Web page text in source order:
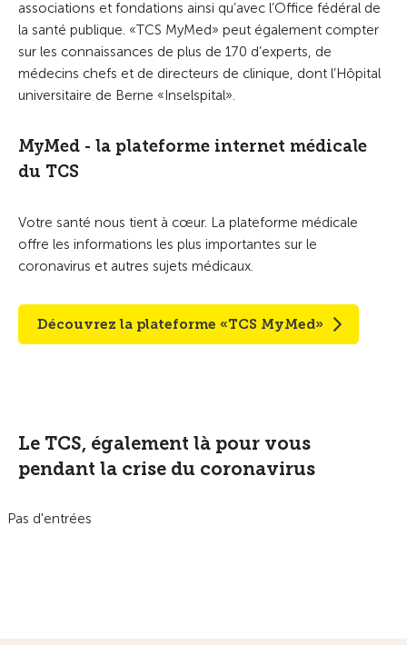
associations et fondations ainsi qu’avec l’Office fédéral de
la santé publique. «TCS MyMed» peut également compter
sur les connaissances de plus de 170 d’experts, de
médecins chefs et de directeurs de clinique, dont l’Hôpital
universitaire de Berne «Inselspital».
MyMed - la plateforme internet médicale
du TCS
Votre santé nous tient à cœur. La plateforme médicale
offre les informations les plus importantes sur le
coronavirus et autres sujets médicaux.
Découvrez la plateforme «TCS MyMed»
Le TCS, également là pour vous
pendant la crise du coronavirus
Pas d'entrées